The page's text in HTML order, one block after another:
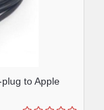
to Apple